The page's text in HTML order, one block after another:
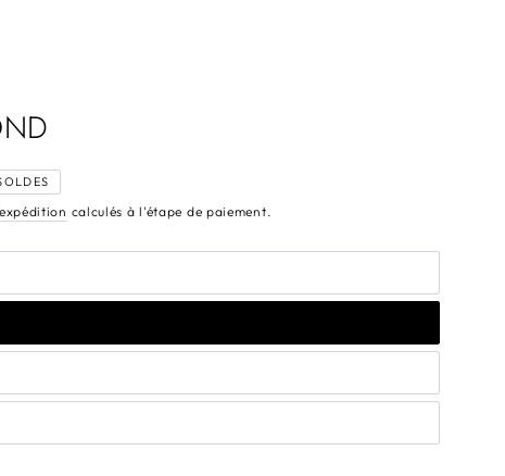
calculés à l'étape de paiement.